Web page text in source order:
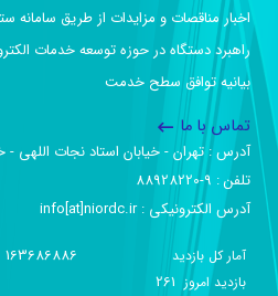
اخبار مناقصات و مزایدات از طریق سامانه
راهبرد دستگاه در حوزه توسعه خدمات
بیانیه توافق سطح خدمت
تماس با ما
آدرس :‌ تهران - خیابان استاد نجات اللهی -
تلفن :‌ 9-88928220
آدرس الکترونیکی :‌ info[at]niordc.ir
آمار کل بازدید 163686886
بازديد امروز 261